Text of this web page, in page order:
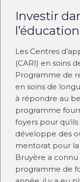
Investir
Les Centres
(CARI) en soins
Programme de
en soins de
à répondre au
programme
foyers pour
développe des
mentorat pour la
Bruyère a
programme de